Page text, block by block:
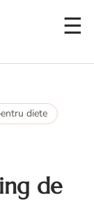
diete
de